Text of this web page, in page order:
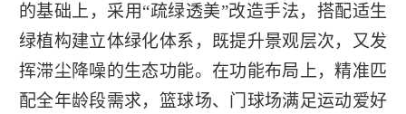
的基础上，采用“疏绿透美”改造手法，搭配适生
绿植构建立体绿化体系，既提升景观层次，又发
挥滞尘降噪的生态功能。在功能布局上，精准匹
配全年龄段需求，篮球场、门球场满足运动爱好